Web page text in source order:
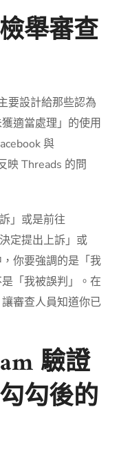
舉審查
要設計給那些認為
適當處理」的使用
與
映 Threads 的問
」或是前往
定提出上訴」或
你要強調的是「我
「我被誤判」。在
審查人員知道你已
驗證
勾後的